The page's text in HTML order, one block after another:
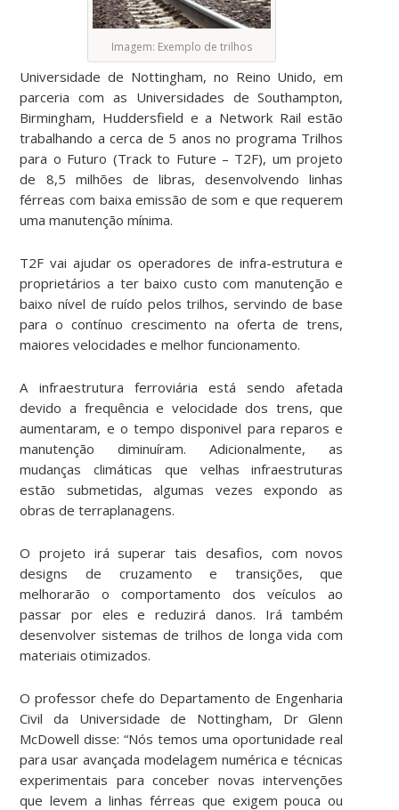
Imagem: Exemplo de trilhos
Universidade de Nottingham, no Reino Unido, em
parceria com as Universidades de Southampton,
Birmingham, Huddersfield e a Network Rail estão
trabalhando a cerca de 5 anos no programa Trilhos
para o Futuro (Track to Future – T2F), um projeto
de 8,5 milhões de libras, desenvolvendo linhas
férreas com baixa emissão de som e que requerem
uma manutenção mínima.
T2F vai ajudar os operadores de infra-estrutura e
proprietários a ter baixo custo com manutenção e
baixo nível de ruído pelos trilhos, servindo de base
para o contínuo crescimento na oferta de trens,
maiores velocidades e melhor funcionamento.
A infraestrutura ferroviária está sendo afetada
devido a frequência e velocidade dos trens, que
aumentaram, e o tempo disponivel para reparos e
manutenção diminuíram. Adicionalmente, as
mudanças climáticas que velhas infraestruturas
estão submetidas, algumas vezes expondo as
obras de terraplanagens.
O projeto irá superar tais desafios, com novos
designs de cruzamento e transições, que
melhorarão o comportamento dos veículos ao
passar por eles e reduzirá danos. Irá também
desenvolver sistemas de trilhos de longa vida com
materiais otimizados.
O professor chefe do Departamento de Engenharia
Civil da Universidade de Nottingham, Dr Glenn
McDowell disse: “Nós temos uma oportunidade real
para usar avançada modelagem numérica e técnicas
experimentais para conceber novas intervenções
que levem a linhas férreas que exigem pouca ou